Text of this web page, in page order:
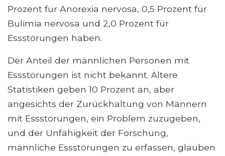
Prozent für Anorexia nervosa, 0,5 Prozent für
Bulimia nervosa und 2,0 Prozent für
Essstörungen haben.
Der Anteil der männlichen Personen mit
Essstörungen ist nicht bekannt. Ältere
Statistiken geben 10 Prozent an, aber
angesichts der Zurückhaltung von Männern
mit Essstörungen, ein Problem zuzugeben,
und der Unfähigkeit der Forschung,
männliche Essstörungen zu erfassen, glauben